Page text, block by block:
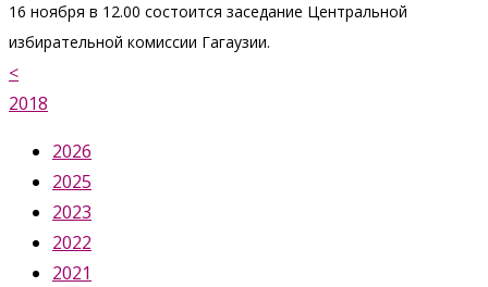
16 ноября в 12.00 состоится заседание Центральной
избирательной комиссии Гагаузии.
<
2018
2026
2025
2023
2022
2021